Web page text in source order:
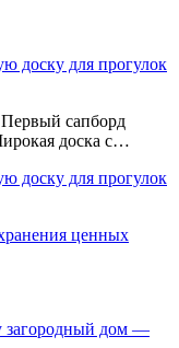
доску для прогулок
Первый сапборд
доска с…
доску для прогулок
ценных
загородный дом —